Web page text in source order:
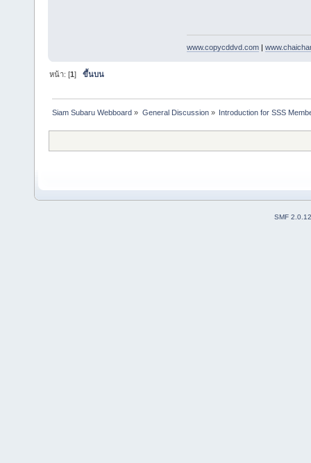
www.copycddvd.com|
หน้า: [1]ขึ้นบน
Siam Subaru Webboard » General Discussion» Introduction for SSS
SMF 2.0.12